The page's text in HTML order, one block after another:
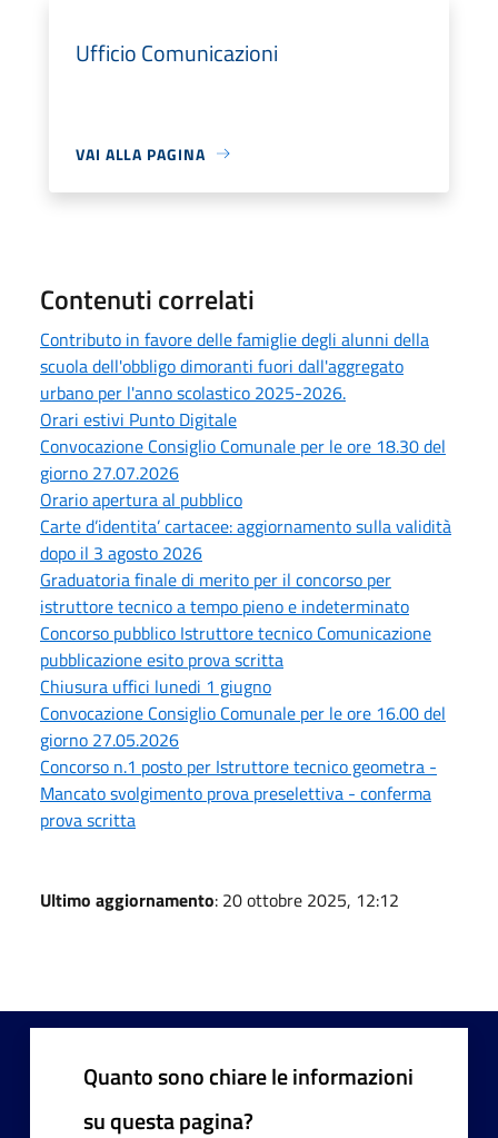
Ufficio Comunicazioni
VAI ALLA PAGINA
Contenuti correlati
Contributo in favore delle famiglie degli alunni della
scuola dell'obbligo dimoranti fuori dall'aggregato
urbano per l'anno scolastico 2025-2026.
Orari estivi Punto Digitale
Convocazione Consiglio Comunale per le ore 18.30 del
giorno 27.07.2026
Orario apertura al pubblico
Carte d’identita’ cartacee: aggiornamento sulla validità
dopo il 3 agosto 2026
Graduatoria finale di merito per il concorso per
istruttore tecnico a tempo pieno e indeterminato
Concorso pubblico Istruttore tecnico Comunicazione
pubblicazione esito prova scritta
Chiusura uffici lunedi 1 giugno
Convocazione Consiglio Comunale per le ore 16.00 del
giorno 27.05.2026
Concorso n.1 posto per Istruttore tecnico geometra -
Mancato svolgimento prova preselettiva - conferma
prova scritta
Ultimo aggiornamento: 20 ottobre 2025, 12:12
Quanto sono chiare le informazioni
su questa pagina?